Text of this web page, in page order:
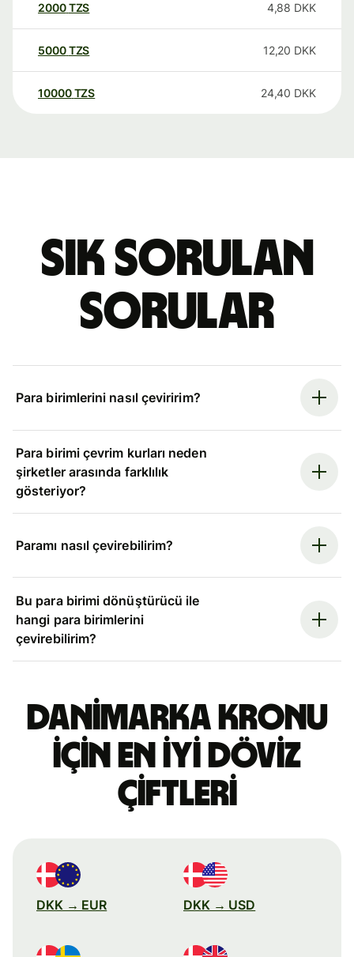
2000TZS 4,88 DKK
5000TZS 12,20 DKK
10000 TZS 24,40 DKK
Sık sorulan
sorular
Para birimlerini nasıl çeviririm?
Para birimi çevrim kurları neden
şirketler arasında farklılık
gösteriyor?
Paramı nasıl çevirebilirim?
Bu para birimi dönüştürücü ile
hangi para birimlerini
çevirebilirim?
Danimarka kronu
için en iyi döviz
çiftleri
DKK → EUR DKK → USD